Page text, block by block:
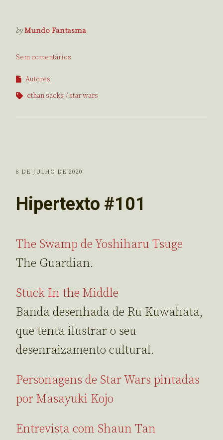
byMundo Fantasma
Sem comentários
Autores
ethan sacks
star wars
8 DE JULHO DE 2020
Hipertexto #101
The Swamp de Yoshiharu Tsuge
The Guardian.
Stuck In the Middle
Banda desenhada de Ru Kuwahata,
que tenta ilustrar o seu
desenraizamento cultural.
Personagens de Star Wars pintadas
por Masayuki Kojo
Entrevista com Shaun Tan